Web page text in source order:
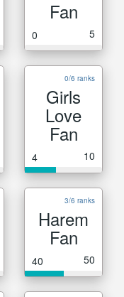
Fan
0 5
0/6 ranks
Girls
Love
Fan
4 10
3/6 ranks
Harem
Fan
40 50